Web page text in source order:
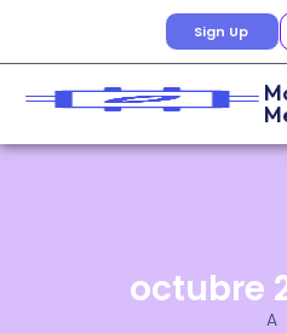
Sign Up
octubre
A